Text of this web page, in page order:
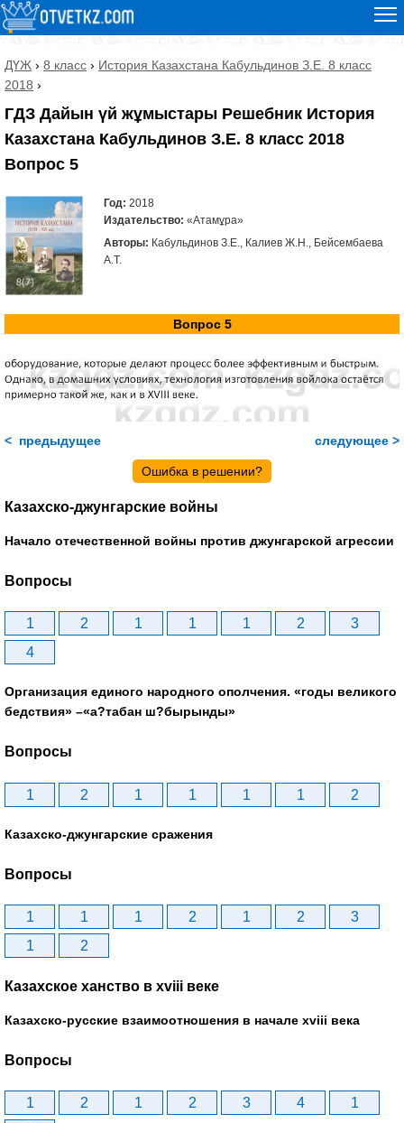
ДҮЖ › 8 класс › История Казахстана Кабульдинов З.Е. 8 класс
2018 ›
ГДЗ Дайын үй жұмыстары Решебник История
Казахстана Кабульдинов З.Е. 8 класс 2018
Вопрос 5
Год: 2018
Издательство: «Атамұра»
Авторы: Кабульдинов З.Е., Калиев Ж.Н., Бейсембаева
А.Т.
Вопрос 5
< предыдущее следующее >
Ошибка в решении?
Казахско-джунгарские войны
Начало отечественной войны против джунгарской агрессии
Вопросы
1 2 1 1 1 2
3
4
Организация единого народного ополчения. «годы великого
бедствия» –«а?табан ш?бырынды»
Вопросы
1 2 1 1 1 1 2
Казахско-джунгарские сражения
Вопросы
1 1 1 2 1 2
3
1
2
Казахское ханство в хviii веке
Казахско-русские взаимоотношения в начале xviii века
Вопросы
1 2 1 2 3 4
1